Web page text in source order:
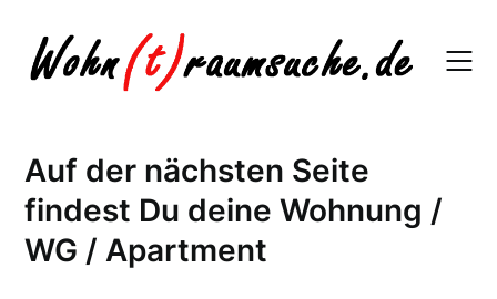
content
Auf der nächsten Seite
findest Du deine Wohnung /
WG / Apartment